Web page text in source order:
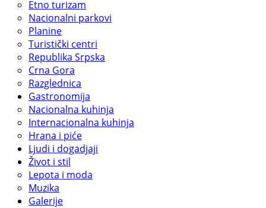
Etno turizam
Nacionalni parkovi
Planine
Turistički centri
Republika Srpska
Crna Gora
Razglednica
Gastronomija
Nacionalna kuhinja
Internacionalna kuhinja
Hrana i piće
Ljudi i dogadjaji
Život i stil
Lepota i moda
Muzika
Galerije